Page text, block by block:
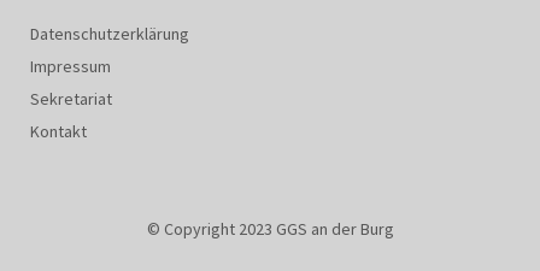
Datenschutzerklärung
Impressum
Sekretariat
Kontakt
© Copyright 2023 GGS an der Burg